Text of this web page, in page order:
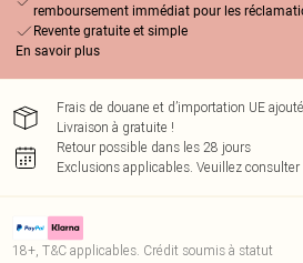
remboursement immédiat pour les
Revente gratuite et simple
En savoir plus
Frais de douane et d’importation UE
Livraison à gratuite !
Retour possible dans les 28 jours
Exclusions applicables. Veuillez consulter
18+, T&C applicables. Crédit soumis à statut